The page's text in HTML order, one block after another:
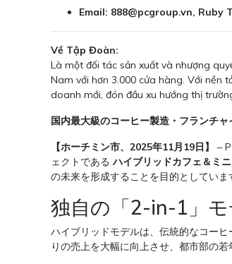
Email: 888@pcgroup.vn, Ruby
Về Tập Đoàn:
Là một đối tác sản xuất và nhượng
Nam với hơn 3.000 cửa hàng. Với nền
doanh mới, đón đầu xu hướng thị
国内最大級のコーヒー製造・フランチ
【ホーチミン市、2025年11月19日】
–
ェクトであるハイブリッドカフェ＆ミ
の未来を形成することを目的としていま
独自の「2-in-1」
ハイブリッドモデルは、伝統的なコー
りの売上を大幅に向上させ、都市部の